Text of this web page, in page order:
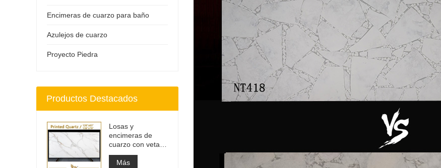
Encimeras de cuarzo para baño
Azulejos de cuarzo
Proyecto Piedra
Productos Destacados
Losas y
encimeras de
cuarzo con veta
gris impresa |
Cuarzo impreso
Más